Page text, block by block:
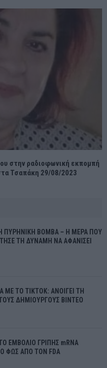
στην ραδιοφωνική εκπομπή
Τσαπάκη 29/08/2023
ΠΥΡΗΝΙΚΗ ΒΟΜΒΑ – Η ΜΕΡΑ ΠΟΥ
ΤΗ ΔΥΝΑΜΗ ΝΑ ΑΦΑΝΙΣΕΙ
ΜΕ ΤΟ TIKTOK: ΑΝΟΙΓΕΙ ΤΗ
ΔΗΜΙΟΥΡΓΟΥΣ ΒΙΝΤΕΟ
ΕΜΒΟΛΙΟ ΓΡΙΠΗΣ mRNA
ΦΩΣ ΑΠΟ ΤΟΝ FDA